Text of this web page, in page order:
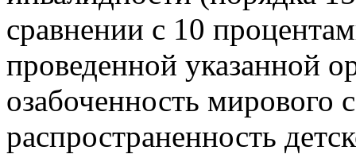
инвалидности (порядка
сравнении с 10
проведенной указанной
озабоченность мирового